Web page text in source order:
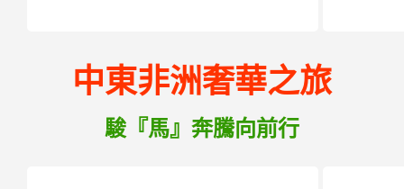
中東非洲奢華之旅
駿『馬』奔騰向前行